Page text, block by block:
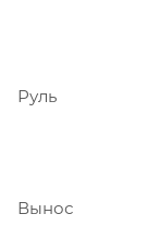
Руль
Вынос